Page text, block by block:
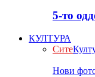
5-то
КУЛТУРА
Сите
Нови